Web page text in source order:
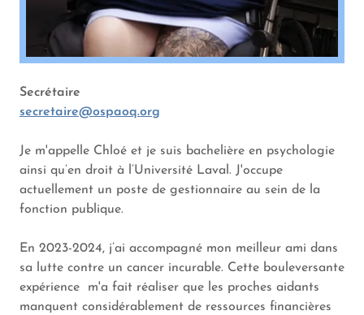
Secrétaire
secretaire@ospaoq.org
Je m'appelle Chloé et je suis bachelière en psychologie
ainsi qu’en droit à l’Université Laval. J'occupe
actuellement un poste de gestionnaire au sein de la
fonction publique.
En 2023-2024, j’ai accompagné mon meilleur ami dans
sa lutte contre un cancer incurable. Cette bouleversante
expérience m'a fait réaliser que les proches aidants
manquent considérablement de ressources financières